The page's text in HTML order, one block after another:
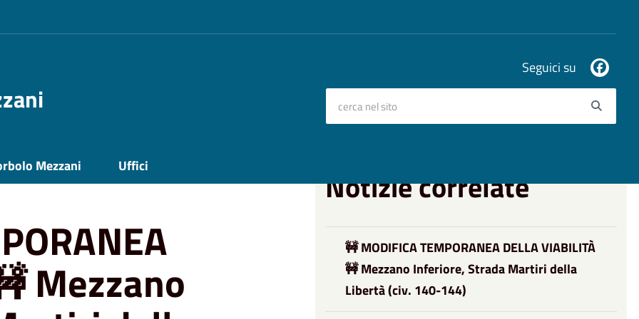
Seguici su
Mezzani Uffici
🚧 Mezzano Inferiore, Strada Martiri
Mezzano
Notizie correlate
🚧 MODIFICA TEMPORANEA DELLA VIABILITÀ
🚧 Mezzano Inferiore, Strada Martiri della
Libertà (civ. 140-144)